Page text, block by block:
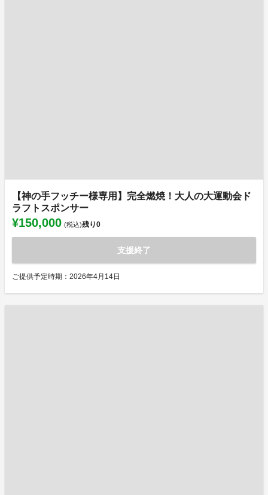
【神の手フッチー様専用】完全燃焼！大人の大運動会ド
ラフトスポンサー
¥150,000 (税込)残り0
支援終了
ご提供予定時期：2026年4月14日